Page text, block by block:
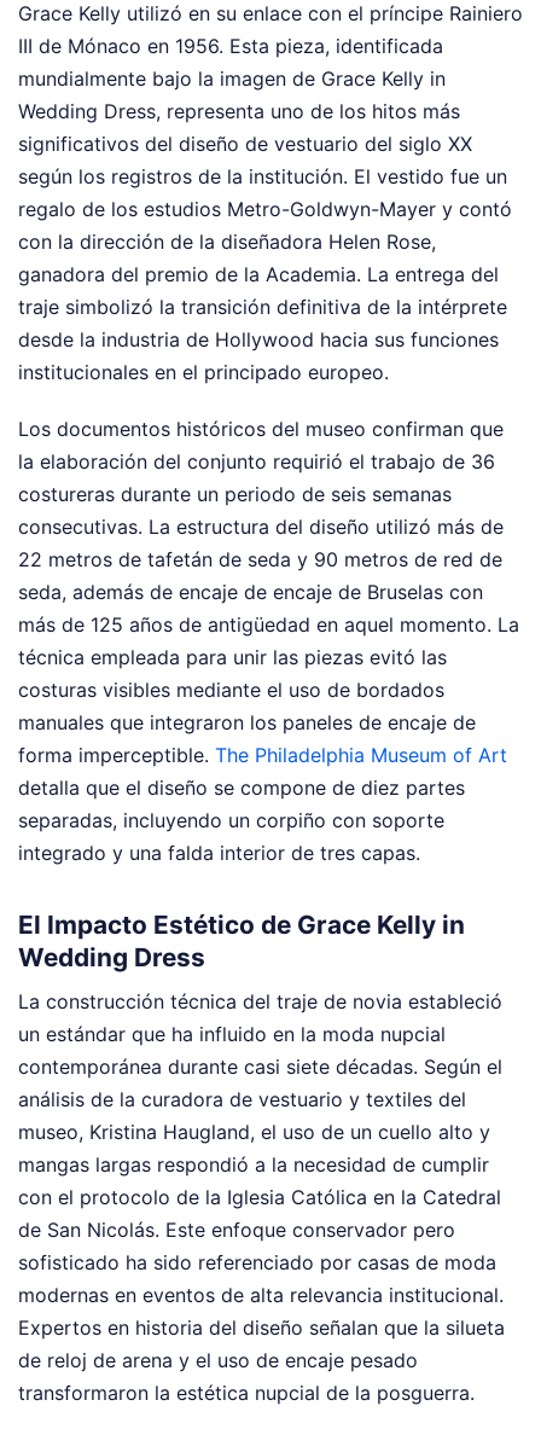
Grace Kelly utilizó en su enlace con el príncipe Rainiero
III de Mónaco en 1956. Esta pieza, identificada
mundialmente bajo la imagen de Grace Kelly in
Wedding Dress, representa uno de los hitos más
significativos del diseño de vestuario del siglo XX
según los registros de la institución. El vestido fue un
regalo de los estudios Metro-Goldwyn-Mayer y contó
con la dirección de la diseñadora Helen Rose,
ganadora del premio de la Academia. La entrega del
traje simbolizó la transición definitiva de la intérprete
desde la industria de Hollywood hacia sus funciones
institucionales en el principado europeo.
Los documentos históricos del museo confirman que
la elaboración del conjunto requirió el trabajo de 36
costureras durante un periodo de seis semanas
consecutivas. La estructura del diseño utilizó más de
22 metros de tafetán de seda y 90 metros de red de
seda, además de encaje de encaje de Bruselas con
más de 125 años de antigüedad en aquel momento. La
técnica empleada para unir las piezas evitó las
costuras visibles mediante el uso de bordados
manuales que integraron los paneles de encaje de
forma imperceptible. The Philadelphia Museum of Art
detalla que el diseño se compone de diez partes
separadas, incluyendo un corpiño con soporte
integrado y una falda interior de tres capas.
El Impacto Estético de Grace Kelly in
Wedding Dress
La construcción técnica del traje de novia estableció
un estándar que ha influido en la moda nupcial
contemporánea durante casi siete décadas. Según el
análisis de la curadora de vestuario y textiles del
museo, Kristina Haugland, el uso de un cuello alto y
mangas largas respondió a la necesidad de cumplir
con el protocolo de la Iglesia Católica en la Catedral
de San Nicolás. Este enfoque conservador pero
sofisticado ha sido referenciado por casas de moda
modernas en eventos de alta relevancia institucional.
Expertos en historia del diseño señalan que la silueta
de reloj de arena y el uso de encaje pesado
transformaron la estética nupcial de la posguerra.